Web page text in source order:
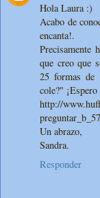
Hola Laura :)
Acabo de
encanta!.
Precisamente
que creo que
25 formas
cole?"
http://
Un abrazo,
Sandra.
Responder